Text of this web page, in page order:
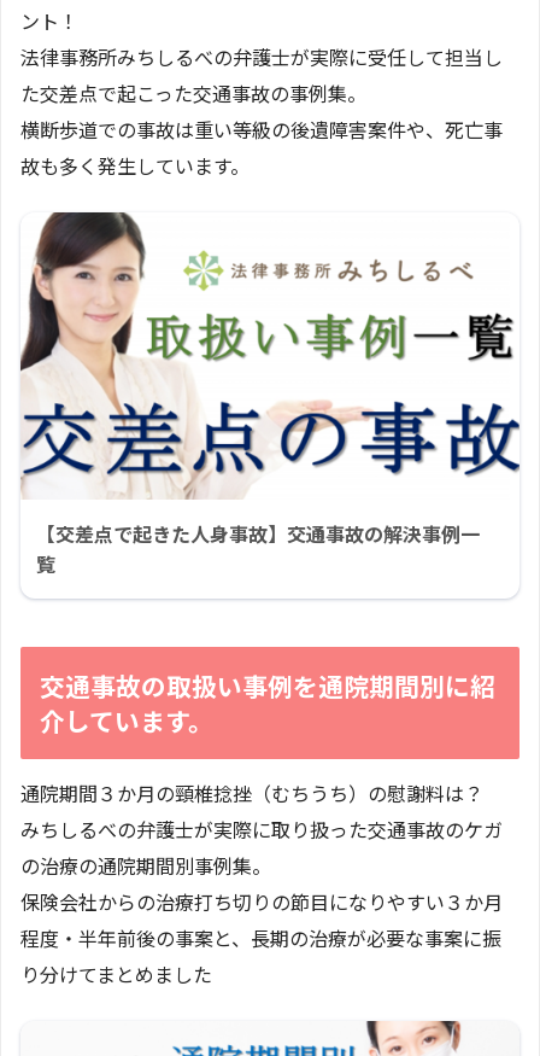
ント！
法律事務所みちしるべの弁護士が実際に受任して担当し
た交差点で起こった交通事故の事例集。
横断歩道での事故は重い等級の後遺障害案件や、死亡事
故も多く発生しています。
【交差点で起きた人身事故】交通事故の解決事例一
覧
交通事故の取扱い事例を通院期間別に紹
介しています。
通院期間３か月の頸椎捻挫（むちうち）の慰謝料は？
みちしるべの弁護士が実際に取り扱った交通事故のケガ
の治療の通院期間別事例集。
保険会社からの治療打ち切りの節目になりやすい３か月
程度・半年前後の事案と、長期の治療が必要な事案に振
り分けてまとめました